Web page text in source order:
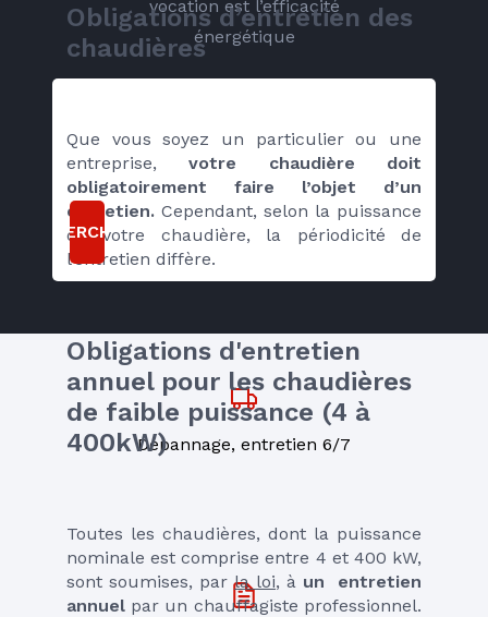
Obligations d’entretien des
chaudières
Que vous soyez un particulier ou une
entreprise, votre chaudière doit
obligatoirement faire l’objet d’un
entretien. Cependant, selon la puissance
de votre chaudière, la périodicité de
l’entretien diffère.
Obligations d'entretien
annuel pour les chaudières
de faible puissance (4 à
400kW)
Toutes les chaudières, dont la puissance
nominale est comprise entre 4 et 400 kW,
sont soumises, par la loi, à un  entretien
annuel par un chauffagiste professionnel.
vocation est l’efficacité
énergétique
RECHERCHER
Dépannage, entretien 6/7